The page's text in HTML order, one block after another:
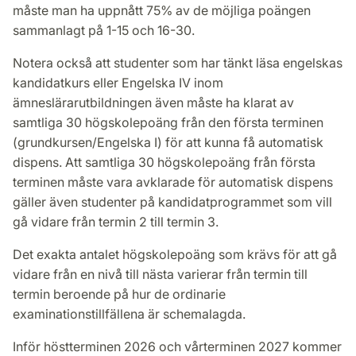
måste man ha uppnått 75% av de möjliga poängen
sammanlagt på 1-15 och 16-30.
Notera också att studenter som har tänkt läsa engelskas
kandidatkurs eller Engelska IV inom
ämneslärarutbildningen även måste ha klarat av
samtliga 30 högskolepoäng från den första terminen
(grundkursen/Engelska I) för att kunna få automatisk
dispens. Att samtliga 30 högskolepoäng från första
terminen måste vara avklarade för automatisk dispens
gäller även studenter på kandidatprogrammet som vill
gå vidare från termin 2 till termin 3.
Det exakta antalet högskolepoäng som krävs för att gå
vidare från en nivå till nästa varierar från termin till
termin beroende på hur de ordinarie
examinationstillfällena är schemalagda.
Inför höstterminen 2026 och vårterminen 2027 kommer